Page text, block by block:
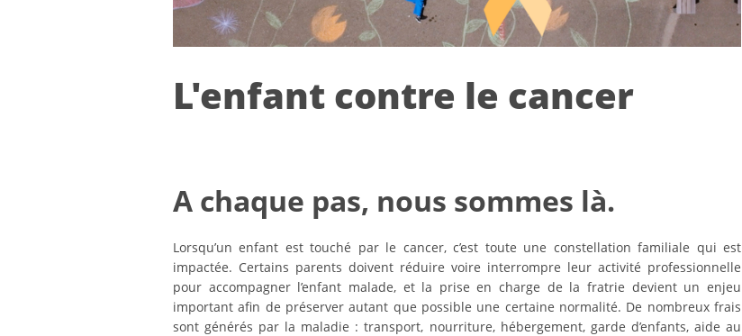
L'enfant contre le cancer
A chaque pas, nous sommes là.
Lorsqu’un enfant est touché par le cancer, c’est toute une constellation familiale qui est
impactée. Certains parents doivent réduire voire interrompre leur activité professionnelle
pour accompagner l’enfant malade, et la prise en charge de la fratrie devient un enjeu
important afin de préserver autant que possible une certaine normalité. De nombreux frais
sont générés par la maladie : transport, nourriture, hébergement, garde d’enfants, aide au